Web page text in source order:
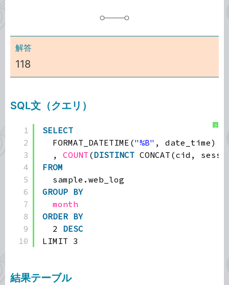
解答
118
SQL文（クエリ）
?
1
2
3
4
5
6
7
8
9
10
SELECT
FORMAT_DATETIME("%B" , date_time)
, COUNT (DISTINCT CONCAT(cid,
FROM
sample.web_log
GROUP BY
month
ORDER BY
2 DESC
LIMIT 3
結果テーブル